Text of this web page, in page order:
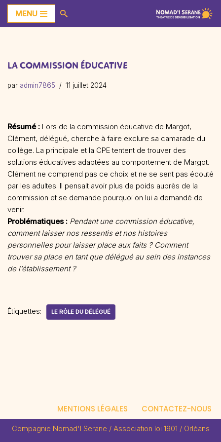
Aller
MENU
LA COMMISSION ÉDUCATIVE
par admin7865 11 juillet 2024
Résumé : Lors de la commission éducative de Margot,
Clément, délégué, cherche à faire exclure sa camarade du
collège. La principale et la CPE tentent de trouver des
solutions éducatives adaptées au comportement de Margot.
Clément ne comprend pas ce choix et ne se sent pas écouté
par les adultes. Il pensait avoir plus de poids auprès de la
commission et se demande pourquoi on lui a demandé de
venir.
Problématiques : Pendant une commission éducative,
comment laisser nos ressentis et nos histoires
personnelles pour laisser place aux faits ? Comment
trouver sa place en tant que délégué au sein des instances
de l’établissement ?
Étiquettes: LE RÔLE DU DÉLÉGUÉ
MENTIONS LÉGALES CONTACTEZ-NOUS
Compagnie Nomad'I Serane / Association loi 1901 / Orléans